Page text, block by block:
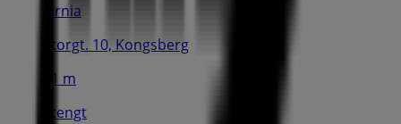
Jernia
Storgt. 10, Kongsberg
41 m
Stengt